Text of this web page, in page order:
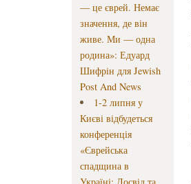
— це єврей. Немає
значення, де він
живе. Ми — одна
родина»: Едуард
Шифрін для Jewish
Post And News
1-2 липня у
Києві відбудеться
конференція
«Єврейська
спадщина в